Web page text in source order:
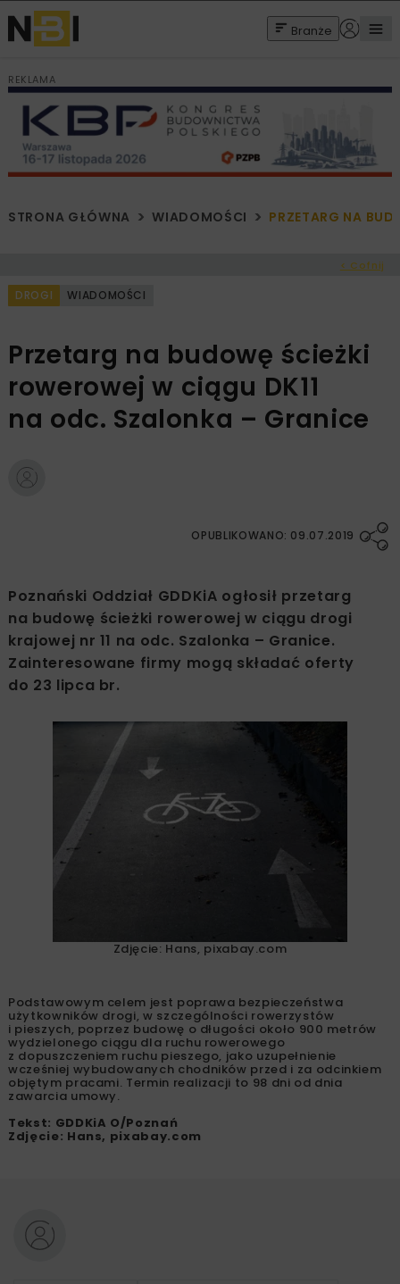
Branże
REKLAMA
STRONA GŁÓWNA WIADOMOŚCI PRZETARG NA
< Cofnij
DROGI WIADOMOŚCI
Przetarg na budowę ścieżki
rowerowej w ciągu DK11
na odc. Szalonka – Granice
OPUBLIKOWANO: 09.07.2019
Poznański Oddział GDDKiA ogłosił przetarg
na budowę ścieżki rowerowej w ciągu drogi
krajowej nr 11 na odc. Szalonka – Granice.
Zainteresowane firmy mogą składać oferty
do 23 lipca br.
Zdjęcie: Hans, pixabay.com
Podstawowym celem jest poprawa bezpieczeństwa
użytkowników drogi, w szczególności rowerzystów
i pieszych, poprzez budowę o długości około 900 metrów
wydzielonego ciągu dla ruchu rowerowego
z dopuszczeniem ruchu pieszego, jako uzupełnienie
wcześniej wybudowanych chodników przed i za odcinkiem
objętym pracami. Termin realizacji to 98 dni od dnia
zawarcia umowy.
Tekst: GDDKiA O/Poznań
Zdjęcie: Hans, pixabay.com